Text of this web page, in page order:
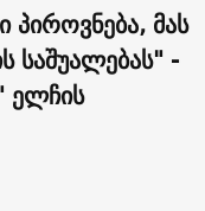
პიროვნება, მას
საშუალებას" -
ელჩის